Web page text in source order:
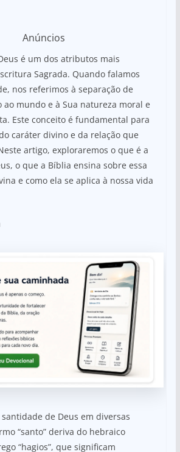
Anúncios
é um dos atributos mais
Sagrada. Quando falamos
nos referimos à separação de
ao mundo e à Sua natureza moral e
Este conceito é fundamental para
caráter divino e da relação que
artigo, exploraremos o que é a
o que a Bíblia ensina sobre essa
e como ela se aplica à nossa vida
de Deus em diversas
“santo” deriva do hebraico
“hagios”, que significam